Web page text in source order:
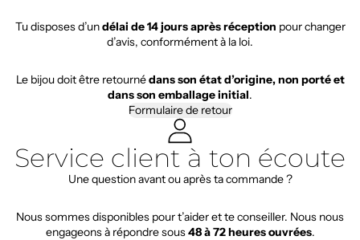
Tu disposes d’undélai de 14 jours après réception pour changer
d’avis, conformément à la loi.
Le bijou doit être retournédans son état d’origine, non porté et
dans son emballage initial.
Formulaire de retour
Service client à ton écoute
Une question avant ou après ta commande ?
Nous sommes disponibles pour t’aider et te conseiller. Nous nous
engageons à répondre sous48 à 72 heures ouvrées.